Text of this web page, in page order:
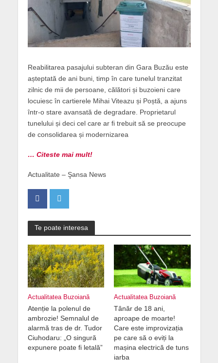
Reabilitarea pasajului subteran din Gara Buzău este
așteptată de ani buni, timp în care tunelul tranzitat
zilnic de mii de persoane, călători și buzoieni care
locuiesc în cartierele Mihai Viteazu și Poștă, a ajuns
într-o stare avansată de degradare. Proprietarul
tunelului și deci cel care ar fi trebuit să se preocupe
de consolidarea și modernizarea
… Citeste mai mult!
Actualitate – Şansa News
Te poate interesa
Actualitatea Buzoiană
Atenție la polenul de
ambrozie! Semnalul de
alarmă tras de dr. Tudor
Ciuhodaru: „O singură
expunere poate fi letală”
Actualitatea Buzoiană
Tânăr de 18 ani,
aproape de moarte!
Care este improvizația
pe care să o eviți la
mașina electrică de tuns
iarba